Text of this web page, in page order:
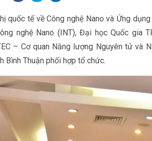
quốc tế về Công nghệ Nano và Ứng
nghệ Nano (INT), Đại học Quốc gia
– Cơ quan Năng lượng Nguyên tử và
Bình Thuận phối hợp tổ chức.